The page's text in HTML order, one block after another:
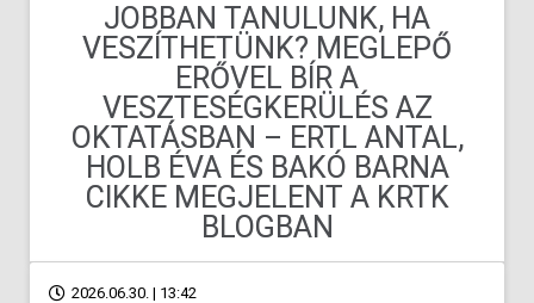
JOBBAN TANULUNK, HA
VESZÍTHETÜNK? MEGLEPŐ
ERŐVEL BÍR A
VESZTESÉGKERÜLÉS AZ
OKTATÁSBAN – ERTL ANTAL,
HOLB ÉVA ÉS BAKÓ BARNA
CIKKE MEGJELENT A KRTK
BLOGBAN
2026.06.30. | 13:42